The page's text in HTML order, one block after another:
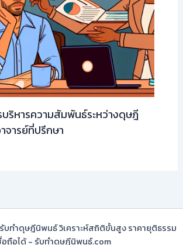
ริหารความสัมพันธ์ระหว่างดุษฎี
ารย์ที่ปรึกษา
ทำดุษฎีนิพนธ์ วิเคราะห์สถิติขั้นสูง ราคายุติธรรม
อถือได้ - รับทำดุษฎีนิพนธ์.com